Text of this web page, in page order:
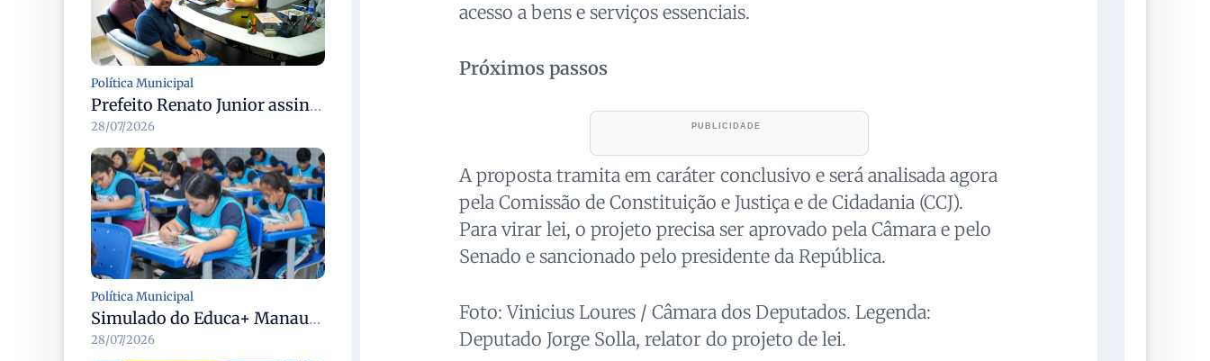
Política Municipal
Prefeito Renato Junior assina convocação do concurso Semed Manaus e chama 250 aprovados, total chega a 1.576 servidores
28/07/2026
Política Municipal
Simulado do Educa+ Manaus mobiliza mais de 38 mil estudantes do ensino fundamental em 28/7
28/07/2026
acesso a bens e serviços essenciais.
Próximos passos
A proposta tramita em caráter conclusivo e será analisada agora
pela Comissão de Constituição e Justiça e de Cidadania (CCJ).
Para virar lei, o projeto precisa ser aprovado pela Câmara e pelo
Senado e sancionado pelo presidente da República.
Foto: Vinicius Loures / Câmara dos Deputados. Legenda:
Deputado Jorge Solla, relator do projeto de lei.